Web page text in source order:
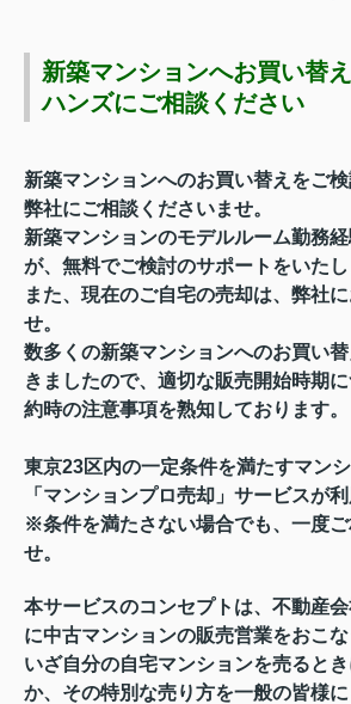
新築マンションへお買い替
ハンズにご相談ください
新築マンションへのお買い替えをご
弊社にご相談くださいませ。
新築マンションのモデルルーム勤務
が、無料でご検討のサポートをいたし
また、現在のご自宅の売却は、弊社
せ。
数多くの新築マンションへのお買い
きましたので、適切な販売開始時期
約時の注意事項を熟知しております。
東京23区内の一定条件を満たすマンシ
「マンションプロ売却」サービスが利
※条件を満たさない場合でも、一度ご
せ。
本サービスのコンセプトは、不動産
に中古マンションの販売営業をおこな
いざ自分の自宅マンションを売ると
か、その特別な売り方を一般の皆様